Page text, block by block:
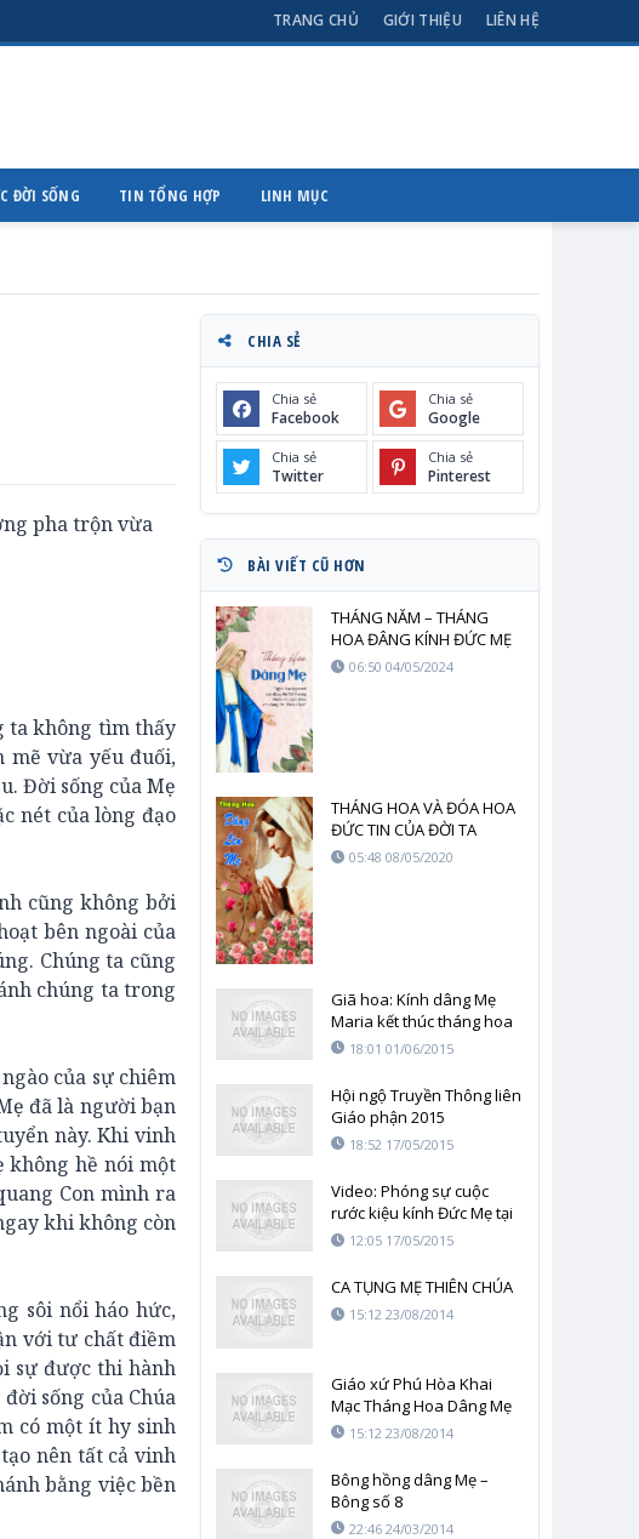
TRANG CHỦ GIỚI THIỆU LIÊN HỆ
ĐỜI SỐNG TIN TỔNG HỢP LINH MỤC
pha trộn vừa
ta không tìm thấy
vừa yếu đuối,
Đời sống của Mẹ
nét của lòng đạo
cũng không bởi
bên ngoài của
Chúng ta cũng
chúng ta trong
của sự chiêm
đã là người bạn
này. Khi vinh
không hề nói một
Con mình ra
khi không còn
sôi nổi háo hức,
với tư chất điềm
sự được thi hành
sống của Chúa
có một ít hy sinh
nên tất cả vinh
bằng việc bền
CHIA SẺ
Chia sẻ
Facebook
Chia sẻ
Google
Chia sẻ
Twitter
Chia sẻ
Pinterest
BÀI VIẾT CŨ HƠN
THÁNG NĂM – THÁNG
HOA ĐÂNG KÍNH ĐỨC MẸ
MARIA
06:50 04/05/2024
THÁNG HOA VÀ ĐÓA HOA
ĐỨC TIN CỦA ĐỜI TA
05:48 08/05/2020
Giã hoa: Kính dâng Mẹ
Maria kết thúc tháng hoa
18:01 01/06/2015
Hội ngộ Truyền Thông liên
Giáo phận 2015
18:52 17/05/2015
Video: Phóng sự cuộc
rước kiệu kính Đức Mẹ tại
Fatima, Bồ Đào Nha tối
12:05 17/05/2015
CA TỤNG MẸ THIÊN CHÚA
15:12 23/08/2014
Giáo xứ Phú Hòa Khai
Mạc Tháng Hoa Dâng Mẹ
15:12 23/08/2014
Bông hồng dâng Mẹ –
Bông số 8
22:46 24/03/2014